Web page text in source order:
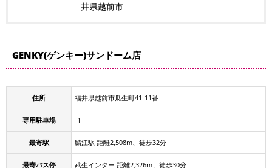
井県越前市
GENKY(ゲンキー)サンドーム店
住所 福井県越前市瓜生町41-11番
専用駐車場 -1
最寄駅 鯖江駅 距離2,508m、徒歩32分
最寄バス停 武生インター 距離2,326m、徒歩30分